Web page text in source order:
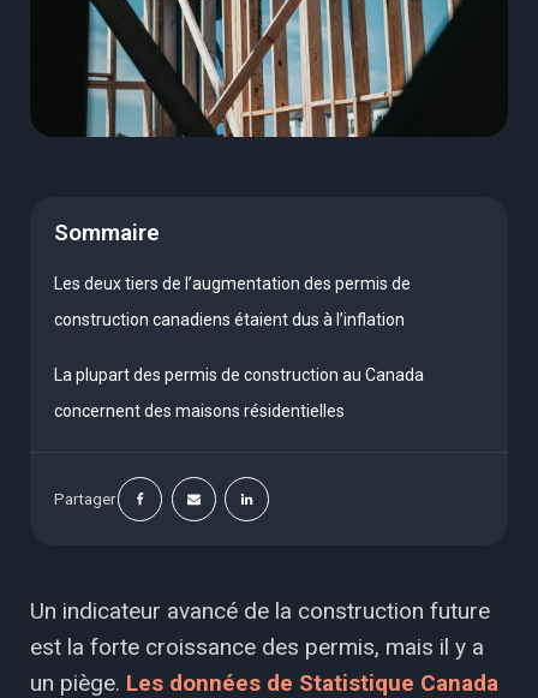
Sommaire
Les deux tiers de l’augmentation des permis de
construction canadiens étaient dus à l’inflation
La plupart des permis de construction au Canada
concernent des maisons résidentielles
Partager
Un indicateur avancé de la construction future
est la forte croissance des permis, mais il y a
un piège. Les données de Statistique Canada